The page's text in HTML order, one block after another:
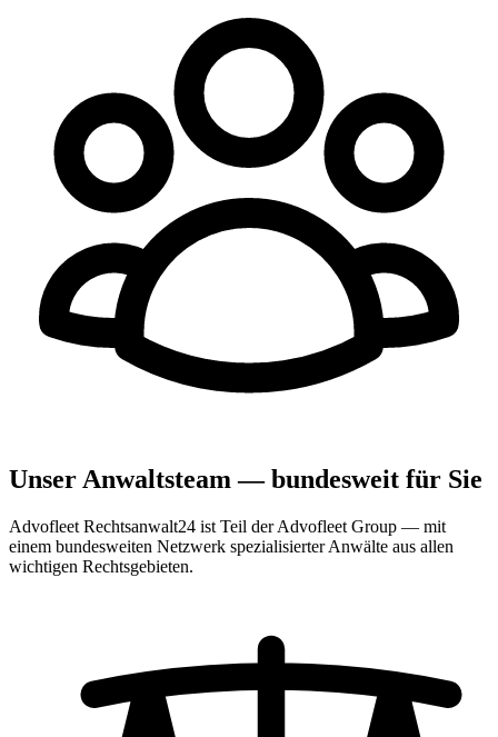
Unser Anwaltsteam — bundesweit für Sie
Advofleet Rechtsanwalt24 ist Teil der Advofleet Group — mit
einem bundesweiten Netzwerk spezialisierter Anwälte aus allen
wichtigen Rechtsgebieten.